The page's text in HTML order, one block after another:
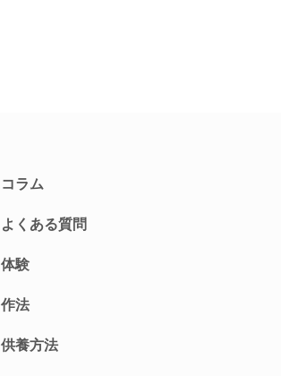
コラム
よくある質問
体験
作法
供養方法